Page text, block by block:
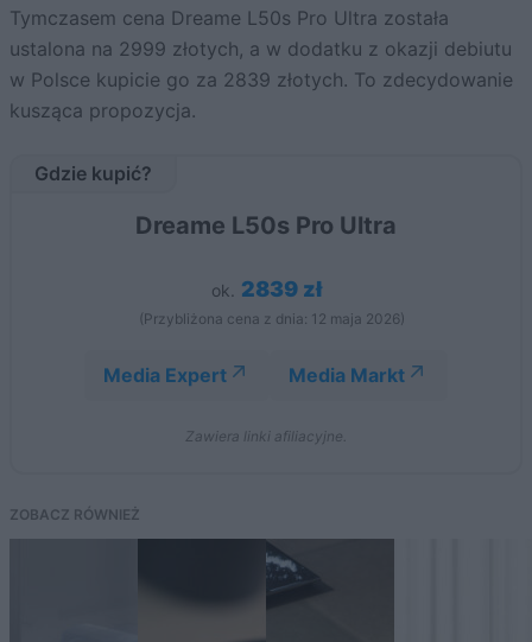
Tymczasem cena Dreame L50s Pro Ultra została
ustalona na 2999 złotych, a w dodatku z okazji debiutu
w Polsce kupicie go za 2839 złotych. To zdecydowanie
kusząca propozycja.
Gdzie kupić?
Dreame L50s Pro Ultra
ok. 2839 zł
(Przybliżona cena z dnia: 12 maja 2026)
Media Expert Media Markt
Zawiera linki afiliacyjne.
ZOBACZ RÓWNIEŻ